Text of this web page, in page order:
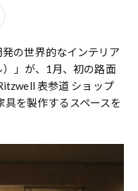
の世界的なインテリア
」が、1月、初の路面
表参道 ショップ
具を製作するスペースを